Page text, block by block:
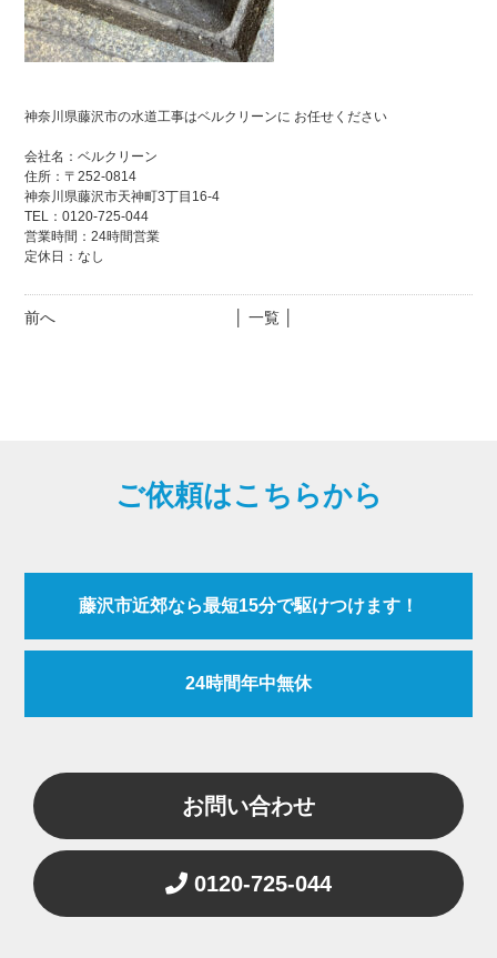
神奈川県藤沢市の水道工事はベルクリーンに お任せください
会社名：ベルクリーン
住所：〒252-0814
神奈川県藤沢市天神町3丁目16-4
TEL：0120-725-044
営業時間：24時間営業
定休日：なし
前へ │ 一覧 │
ご依頼はこちらから
藤沢市近郊なら最短15分で駆けつけます！
24時間年中無休
お問い合わせ
0120-725-044